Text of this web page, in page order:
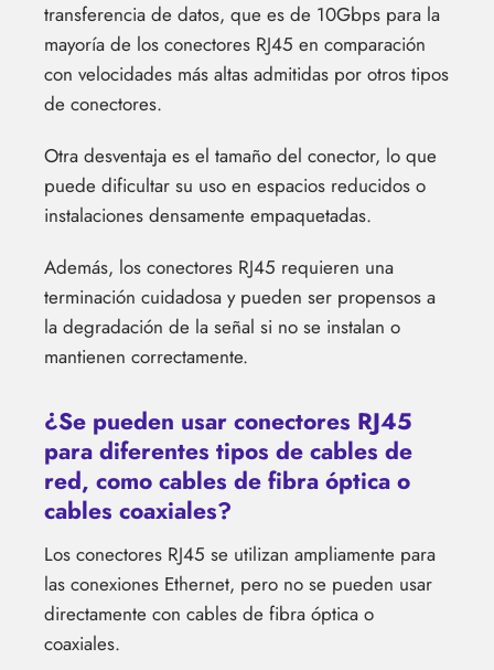
transferencia de datos, que es de 10Gbps para la
mayoría de los conectores RJ45 en comparación
con velocidades más altas admitidas por otros tipos
de conectores.
Otra desventaja es el tamaño del conector, lo que
puede dificultar su uso en espacios reducidos o
instalaciones densamente empaquetadas.
Además, los conectores RJ45 requieren una
terminación cuidadosa y pueden ser propensos a
la degradación de la señal si no se instalan o
mantienen correctamente.
¿Se pueden usar conectores RJ45
para diferentes tipos de cables de
red, como cables de fibra óptica o
cables coaxiales?
Los conectores RJ45 se utilizan ampliamente para
las conexiones Ethernet, pero no se pueden usar
directamente con cables de fibra óptica o
coaxiales.